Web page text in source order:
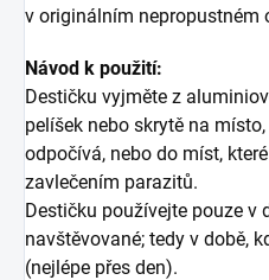
v originálním nepropustném
Návod k použití:
Destičku vyjměte z
pelíšek nebo skrytě na
odpočívá, nebo do míst,
zavlečením parazitů.
Destičku používejte pouze v
navštěvované; tedy v době,
(nejlépe přes den).